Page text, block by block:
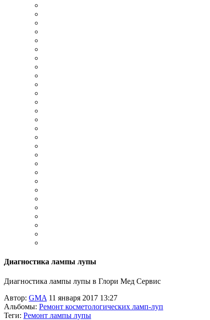
Диагностика лампы лупы
Диагностика лампы лупы в Глори Мед Сервис
Автор: GMA 11 января 2017 13:27
Альбомы: Ремонт косметологических ламп-луп
Теги: Ремонт лампы лупы